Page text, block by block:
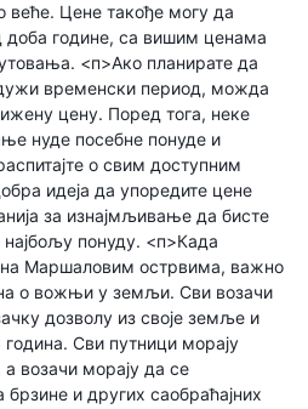
веће. Цене такође могу да
доба године, са вишим ценама
<п>Ако планирате да
временски период, можда
цену. Поред тога, неке
нуде посебне понуде и
о свим доступним
идеја да упоредите цене
за изнајмљивање да бисте
најбољу понуду. <п>Када
на Маршаловим острвима, важно
о вожњи у земљи. Сви возачи
дозволу из своје земље и
Сви путници морају
возачи морају да се
и других саобраћајних